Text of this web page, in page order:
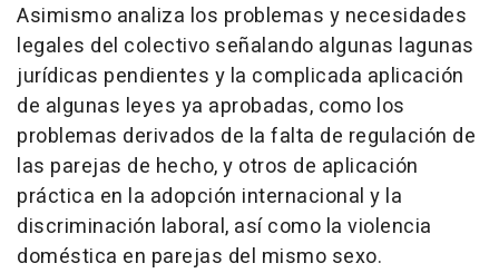
Asimismo analiza los problemas y necesidades
legales del colectivo señalando algunas lagunas
jurídicas pendientes y la complicada aplicación
de algunas leyes ya aprobadas, como los
problemas derivados de la falta de regulación de
las parejas de hecho, y otros de aplicación
práctica en la adopción internacional y la
discriminación laboral, así como la violencia
doméstica en parejas del mismo sexo.